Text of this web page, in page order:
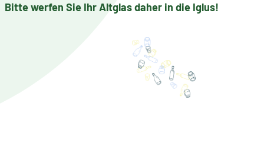
Bitte werfen Sie Ihr Altglas daher in die Iglus!